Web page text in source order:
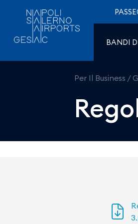
Salta al contenuto
Regolamento
BANDI
Per Il Business /